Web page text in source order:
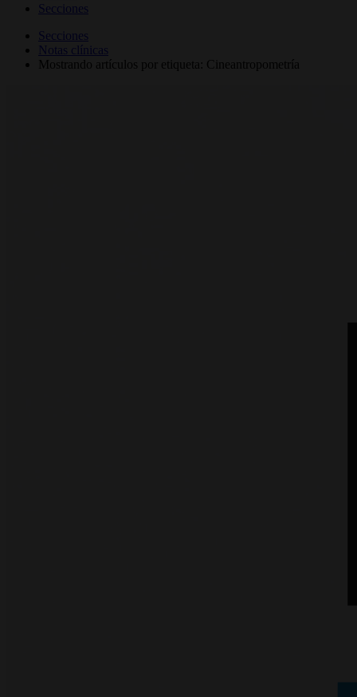
Secciones
Secciones
Notas clínicas
Mostrando artículos por etiqueta: Cineantropometría